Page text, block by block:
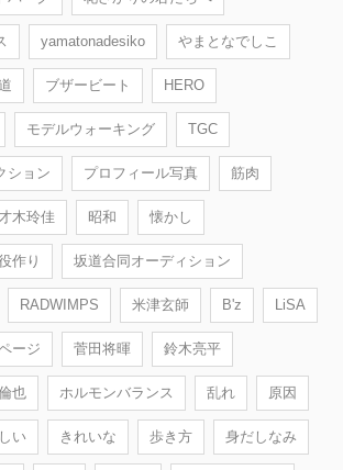
yamatonadesiko やまとなでしこ
ブザービート HERO
モデルウォーキング TGC
ション プロフィール写真 筋肉
才木玲佳 昭和 懐かし
作り 坂道合同オーディション
RADWIMPS 米津玄師 B'z LiSA
ージ 菅田将暉 鈴木亮平
也 ホルモンバランス 乱れ 原因
い きれいな 歩き方 身だしなみ